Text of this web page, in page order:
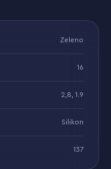
Zeleno
16
2,8, 1.9
Silikon
137